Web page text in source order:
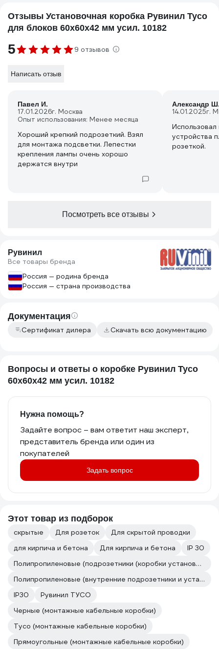
Отзывы Установочная коробка Рувинил Тусо
для блоков 60x60x42 мм усил. 10182
5 9 отзывов
Написать отзыв
Павел И.
17.01.2026г. Москва
Опыт использования: Менее месяца
Хороший крепкий подрозеткий. Взял
для монтажа подсветки. Лепестки
крепления лампы очень хорошо
держатся внутри
Александр
14.01.2025г.
Использовал
устройства
розеткой.
Посмотреть все отзывы
Рувинил
Все товары бренда
Россия — родина бренда
Россия — страна производства
Документация
Сертификат дилера Скачать всю документацию
Вопросы и ответы о коробке Рувинил Тусо
60x60x42 мм усил. 10182
Нужна помощь?
Задайте вопрос – вам ответит наш эксперт,
представитель бренда или один из
покупателей
Задать вопрос
Этот товар из подборок
скрытые Для розеток
Для скрытой проводки
для кирпича и бетона
Для кирпича и бетона
IP 30
Полипропиленовые (подрозетники (коробки установочные))
Полипропиленовые (внутренние подрозетники и установочные коробки скрытой установки)
IP30
Рувинил ТУСО
Черные (монтажные кабельные коробки)
Тусо (монтажные кабельные коробки)
Прямоугольные (монтажные кабельные коробки)